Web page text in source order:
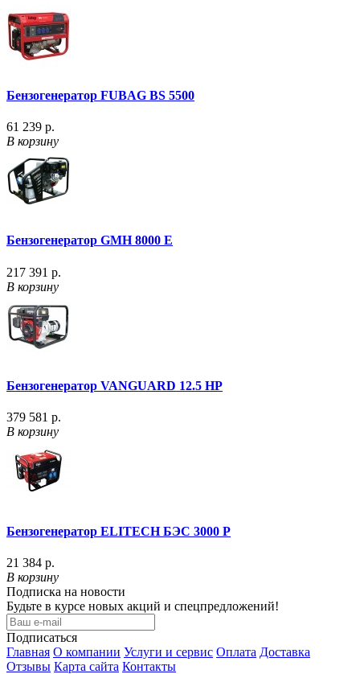
Бензогенератор FUBAG BS 5500
61 239 р.
В корзину
Бензогенератор GMH 8000 E
217 391 р.
В корзину
Бензогенератор VANGUARD 12.5 HP
379 581 р.
В корзину
Бензогенератор ELITECH БЭС 3000 P
21 384 р.
В корзину
Подписка на новости
Будьте в курсе новых акций и спецпредложений!
Подписаться
Главная О компании Услуги и сервис Оплата Доставка
Отзывы Карта сайта Контакты